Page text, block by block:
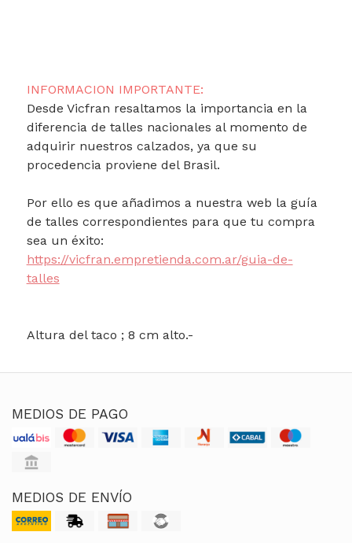
INFORMACION IMPORTANTE:
Desde Vicfran resaltamos la importancia en la
diferencia de talles nacionales al momento de
adquirir nuestros calzados, ya que su
procedencia proviene del Brasil.
Por ello es que añadimos a nuestra web la guía
de talles correspondientes para que tu compra
sea un éxito:
https://vicfran.empretienda.com.ar/guia-de-
talles
Altura del taco ; 8 cm alto.-
MEDIOS DE PAGO
MEDIOS DE ENVÍO